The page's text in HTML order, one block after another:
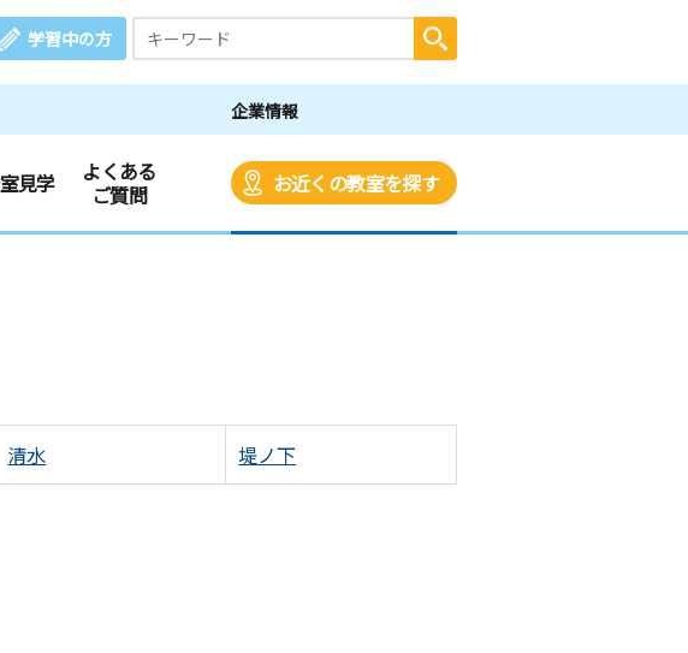
学習中の方
企業情報
見学
よくある
ご質問
お近くの教室を探す
清水 堤ノ下